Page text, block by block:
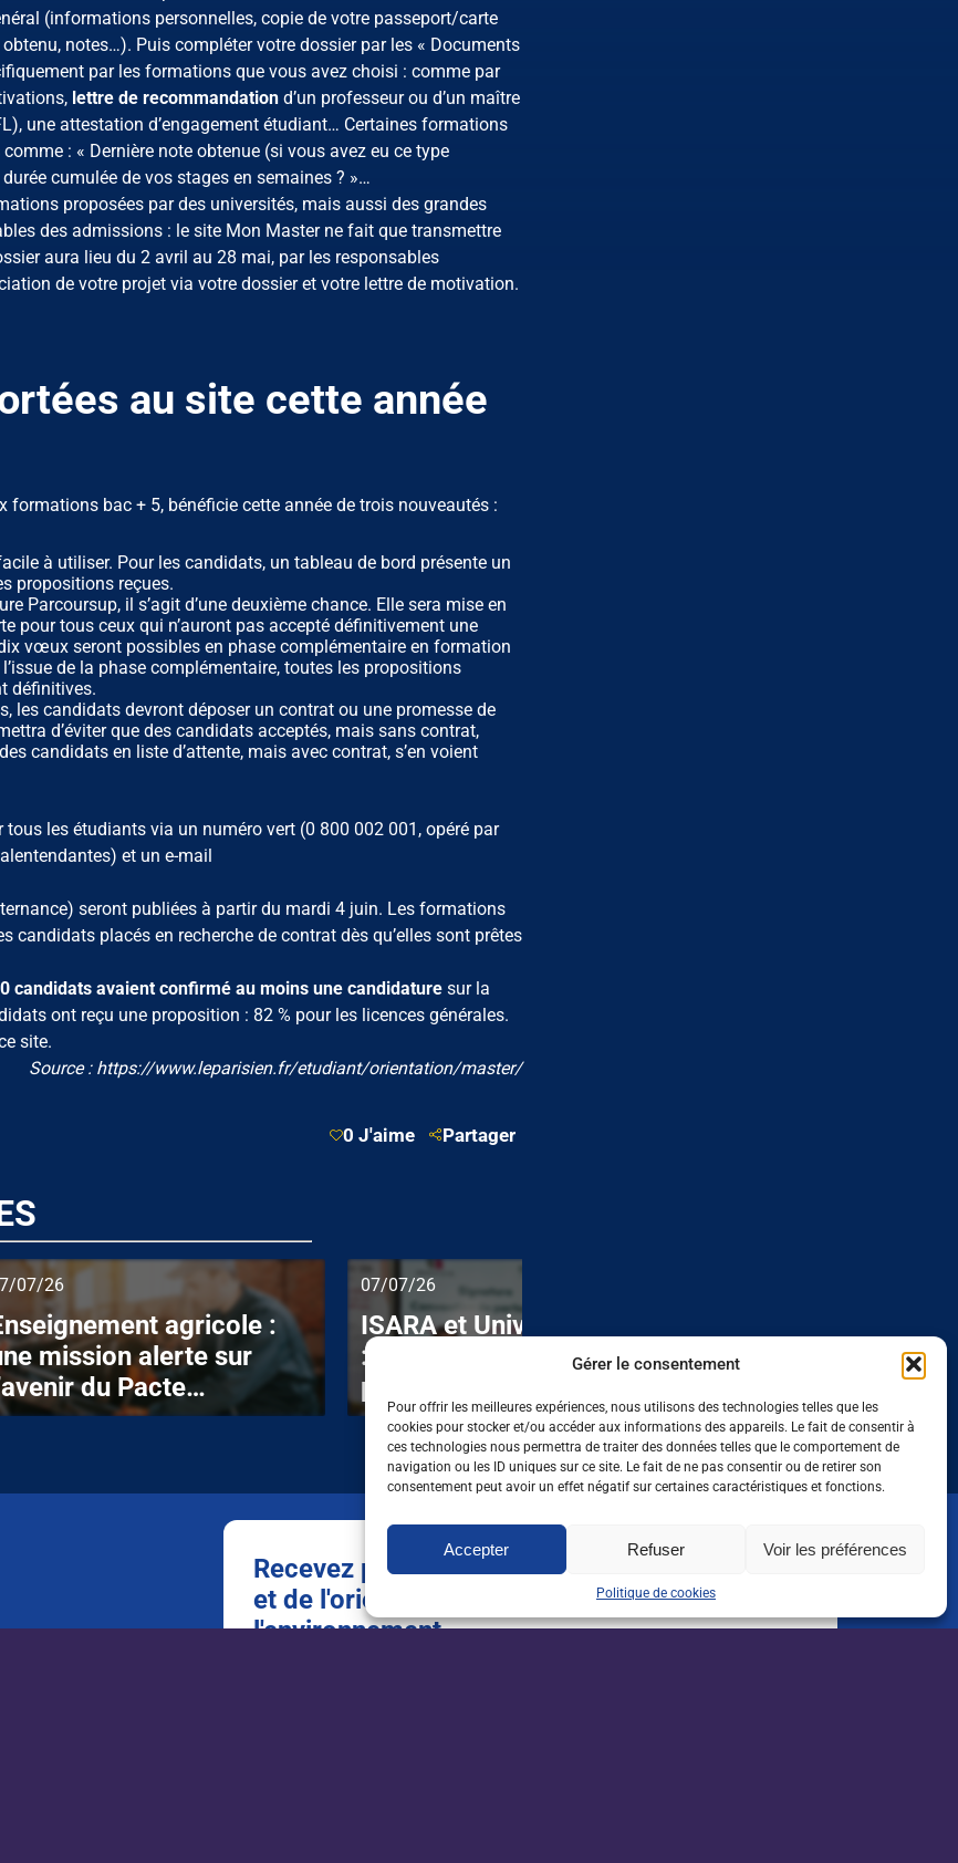
Gérer le consentement
Pour offrir les meilleures expériences, nous utilisons des technologies telles que les
cookies pour stocker et/ou accéder aux informations des appareils. Le fait de consentir à
ces technologies nous permettra de traiter des données telles que le comportement de
navigation ou les ID uniques sur ce site. Le fait de ne pas consentir ou de retirer son
consentement peut avoir un effet négatif sur certaines caractéristiques et fonctions.
Accepter Refuser Voir les préférences
Politique de cookies
(informations personnelles, copie de votre passeport/carte
notes…). Puis compléter votre dossier par les « Documents
par les formations que vous avez choisi : comme par
lettre de recommandationd’un professeur ou d’un maître
une attestation d’engagement étudiant… Certaines formations
: « Dernière note obtenue (si vous avez eu ce type
cumulée de vos stages en semaines ? »…
proposées par des universités, mais aussi des grandes
des admissions : le site Mon Master ne fait que transmettre
aura lieu du 2 avril au 28 mai, par les responsables
de votre projet via votre dossier et votre lettre de motivation.
au site cette année
formations bac + 5, bénéficie cette année de trois nouveautés :
à utiliser. Pour les candidats, un tableau de bord présente un
propositions reçues.
Parcoursup, il s’agit d’une deuxième chance. Elle sera mise en
pour tous ceux qui n’auront pas accepté définitivement une
vœux seront possibles en phase complémentaire en formation
de la phase complémentaire, toutes les propositions
définitives.
les candidats devront déposer un contrat ou une promesse de
d’éviter que des candidats acceptés, mais sans contrat,
candidats en liste d’attente, mais avec contrat, s’en voient
les étudiants via un numéro vert (0 800 002 001, opéré par
et un e-mail
seront publiées à partir du mardi 4 juin. Les formations
candidats placés en recherche de contrat dès qu’elles sont prêtes
candidats avaient confirmé au moins une candidaturesur la
ont reçu une proposition : 82 % pour les licences générales.
site.
Source : https://www.leparisien.fr/etudiant/orientation/master/
0 J'aime Partager
07/26
agricole :
mission alerte sur
du Pacte
07/07/26
ISARA et Université du Vin
: un partenariat renouvelé
pour former les talents de
la filière vitivinicole
professionnelle :
croissant freiné
nombreux
Recevez par mail toute l'actualité de l'emploi
et de l'orientation dans l'agri, l'agro et
l'environnement